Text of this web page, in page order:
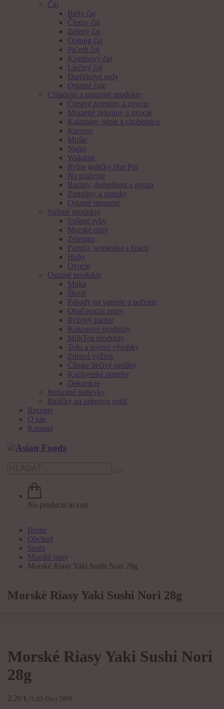
Čaj
Biely čaj
Čierny čaj
Zelený čaj
Oolong čaj
Pu’erh čaj
Kvetinový čaj
Liečivý čaj
Darčekové sady
Ostatné čaje
Chladené a mrazené produkty
Čerstvé zeleniny a ovocie
Mrazené zeleniny a ovocie
Kalamáre, sépie a chobotnice
Krevety
Mušle
Nigiri
Wakame
Rybie guličky Hot Pot
Na praženie
Buchty, dumplings a gyoza
Zmrzliny a nanuky
Ostatné mrazené
Sušené produkty
Sušené ryby
Morské riasy
Zelenina
Fazuľa, semienka a hrach
Huby
Ovocie
Ostatné produkty
Múka
Škrob
Prísady na varenie a pečenie
Obaľovacia zmes
Ryžový papier
Kokosové produkty
MilkTea produkty
Tofu a sojové výrobky
Zdravá výživa
Čínske liečivé rastliny
Kuchynské potreby
Dekorácie
Instantné polievky
Balíčky na prípravu jedál
Recepty
O nás
Kontakt
No products in cart.
Home
Obchod
Sushi
Morské riasy
Morské Riasy Yaki Sushi Nori 28g
Morské Riasy Yaki Sushi Nori 28g
Morské Riasy Yaki Sushi Nori
28g
2,20 € / 1,85 € bez DPH